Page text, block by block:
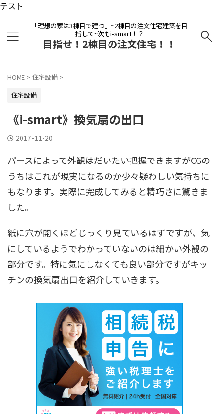
テスト
「理想の家は3棟目で建つ」~2棟目の注文住宅建築を目
指して~次もi-smart！？
目指せ！2棟目の注文住宅！！
HOME > 住宅設備 >
住宅設備
《i-smart》換気扇の出口
2017-11-20
パースによって外観はだいたい把握できますがCGの
うちはこれが現実になるのか少々疑わしい気持ちに
もなります。実際に完成してみると精巧さに驚きま
した。
紙に穴が開くほどじっくり見ているはずですが、気
にしているようでわかっていないのは細かい外観の
部分です。特に気にしなくても良い部分ですがキッ
チンの換気扇出口を紹介していきます。